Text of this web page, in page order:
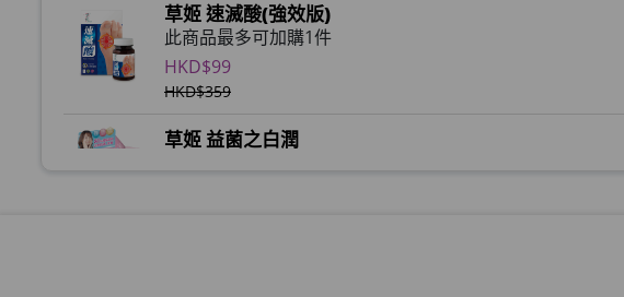
草姬 速滅酸(強效版)
此商品最多可加購1件
HKD$99
HKD$359
草姬 益菌之白潤